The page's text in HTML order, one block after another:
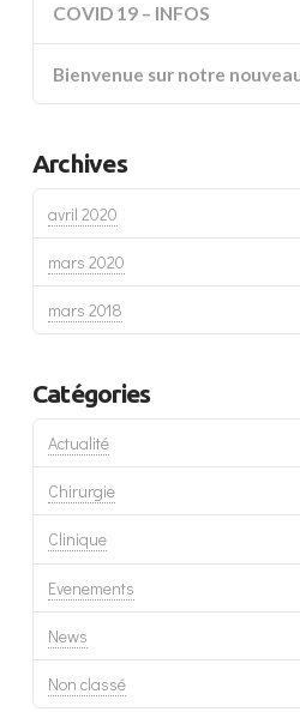
COVID 19 – INFOS
Bienvenue sur notre
Archives
avril 2020
mars 2020
mars 2018
Catégories
Actualité
Chirurgie
Clinique
Evenements
News
Non classé